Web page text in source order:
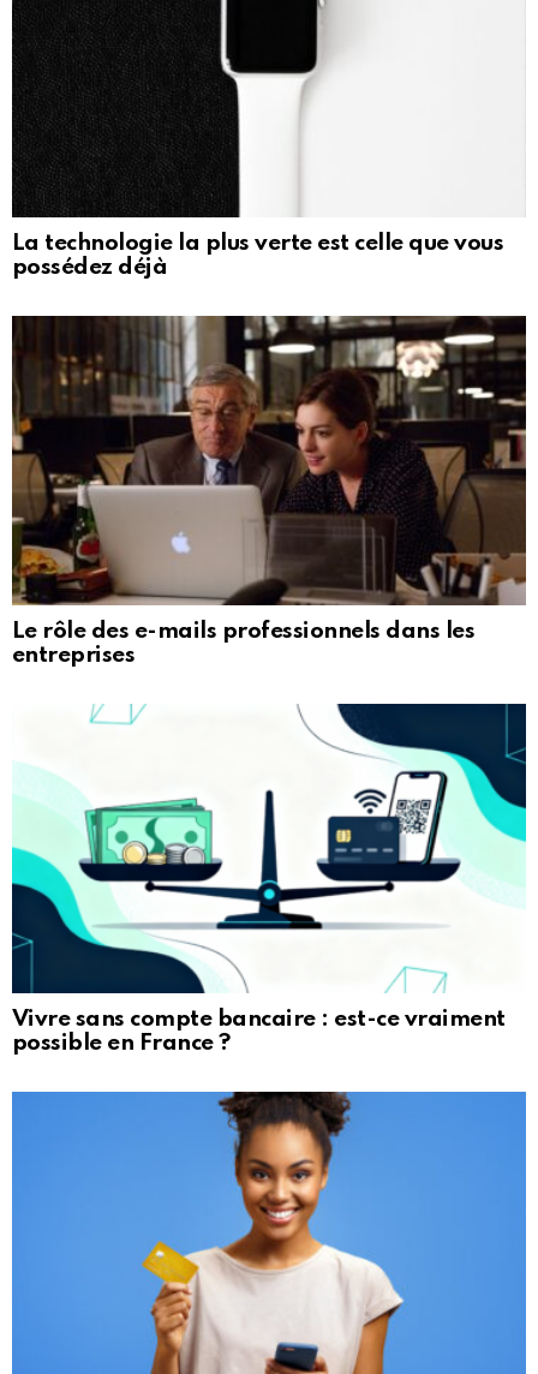
La technologie la plus verte est celle que vous
possédez déjà
Le rôle des e-mails professionnels dans les
entreprises
Vivre sans compte bancaire : est-ce vraiment
possible en France ?